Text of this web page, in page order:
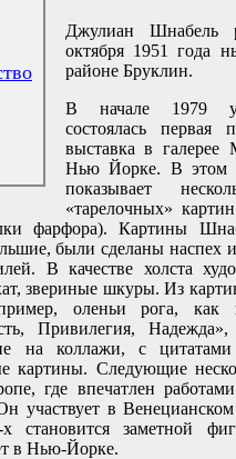
Джулиан Шнабель
октября 1951 года
районе Бруклин.
В начале 1979
состоялась первая
выставка в
Нью Йорке. В этом
показывает
«тарелочных»
фарфора). Картины
были сделаны наспех
В качестве холста
звериные шкуры. Из
оленьи рога, как
Привилегия,
на коллажи, с
картины. Следующие
где впечатлен
участвует в
становится заметной
в Нью-Йорке.